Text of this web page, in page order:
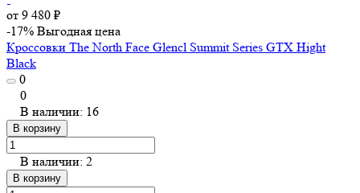
от 9 480 ₽
-17% Выгодная цена
Кроссовки The North Face Glencl Summit Series GTX Hight
Black
0
0
В наличии: 16
В корзину
В наличии: 2
В корзину